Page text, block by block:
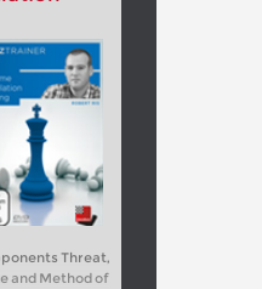
Threat,
and Method of